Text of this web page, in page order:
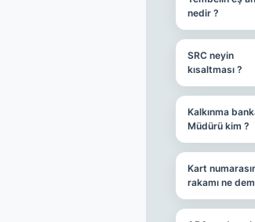
nedir ?
SRC neyin
kısaltması ?
Kalkınma
Müdürü kim ?
Kart
rakamı ne